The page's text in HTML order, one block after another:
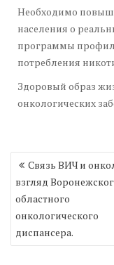
Необходимо
населения о
программы
потребления
Здоровый образ
онкологических
Навигация
по
записям
Связь ВИЧ и
взгляд
областного
онкологического
диспансера.